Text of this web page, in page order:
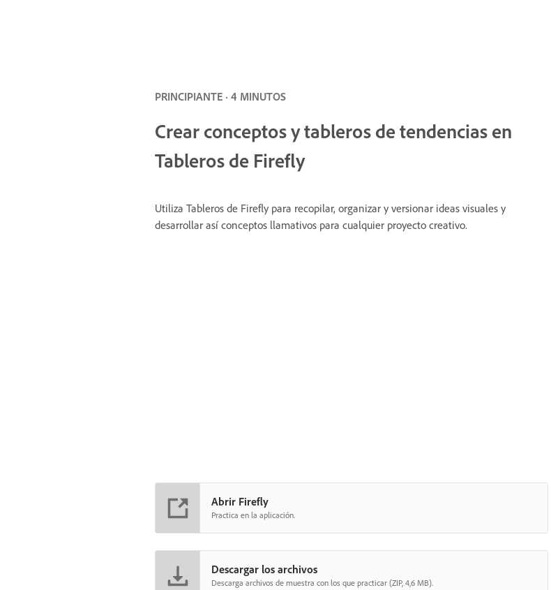
PRINCIPIANTE · 4 MINUTOS
Crear conceptos y tableros de tendencias en
Tableros de Firefly
Utiliza Tableros de Firefly para recopilar, organizar y versionar ideas visuales y
desarrollar así conceptos llamativos para cualquier proyecto creativo.
Abrir Firefly
Practica en la aplicación.
Descargar los archivos
Descarga archivos de muestra con los que practicar (ZIP, 4,6 MB).